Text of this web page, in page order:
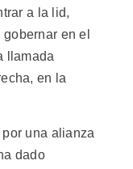
a la lid,
en el
llamada
en la
una alianza
dado